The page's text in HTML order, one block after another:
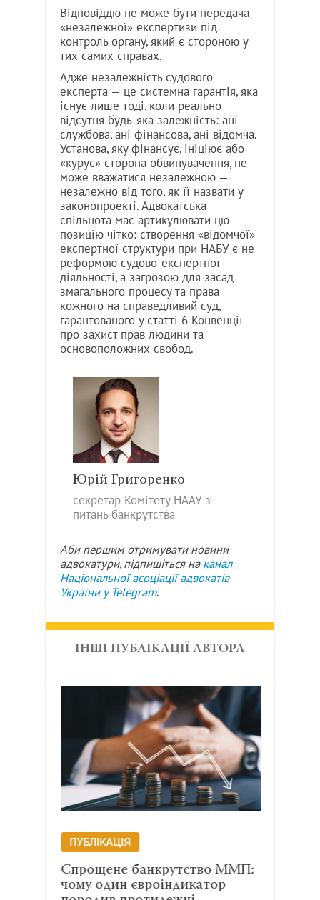
Відповіддю не може бути передача
«незалежної» експертизи під
контроль органу, який є стороною у
тих самих справах.
Адже незалежність судового
експерта — це системна гарантія, яка
існує лише тоді, коли реально
відсутня будь-яка залежність: ані
службова, ані фінансова, ані відомча.
Установа, яку фінансує, ініціює або
«курує» сторона обвинувачення, не
може вважатися незалежною —
незалежно від того, як її назвати у
законопроекті. Адвокатська
спільнота має артикулювати цю
позицію чітко: створення «відомчої»
експертної структури при НАБУ є не
реформою судово-експертної
діяльності, а загрозою для засад
змагального процесу та права
кожного на справедливий суд,
гарантованого у статті 6 Конвенції
про захист прав людини та
основоположних свобод.
Юрій Григоренко
секретар Комітету НААУ з
питань банкрутства
Аби першим отримувати новини
адвокатури, підпишіться на канал
Національної асоціації адвокатів
України у Telegram.
ІНШІ ПУБЛІКАЦІЇ АВТОРА
ПУБЛІКАЦІЯ
Спрощене банкрутство ММП:
чому один євроіндикатор